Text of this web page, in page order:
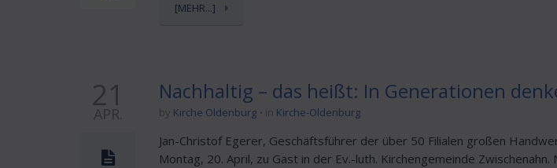
[MEHR...]
21
APR.
Nachhaltig – das heißt: In Generationen
by Kirche Oldenburg in Kirche-Oldenburg
Jan-Christof Egerer, Geschäftsführer der über 50 Filialen großen
Montag, 20. April, zu Gast in der Ev.-luth. Kirchengemeinde